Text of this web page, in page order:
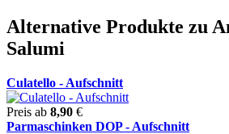
Alternative Produkte zu
Salumi
Culatello - Aufschnitt
Preis ab 8,90 €
Parmaschinken DOP - Aufschnitt